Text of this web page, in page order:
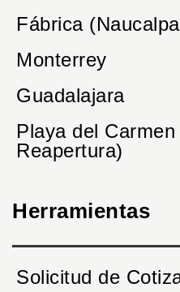
Fábrica
Monterrey
Guadalajara
Playa del
Reapertura)
Herramientas
Solicitud de